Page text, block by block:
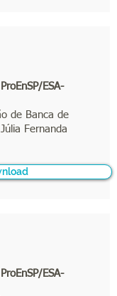
ESA-
de Banca de
Fernanda
ESA-